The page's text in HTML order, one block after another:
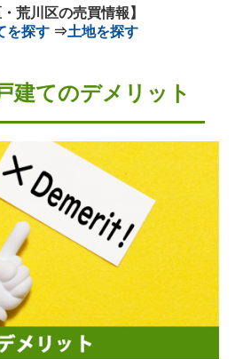
・荒川区の売買情報】
を探す ⇒土地を探す
建てのデメリット